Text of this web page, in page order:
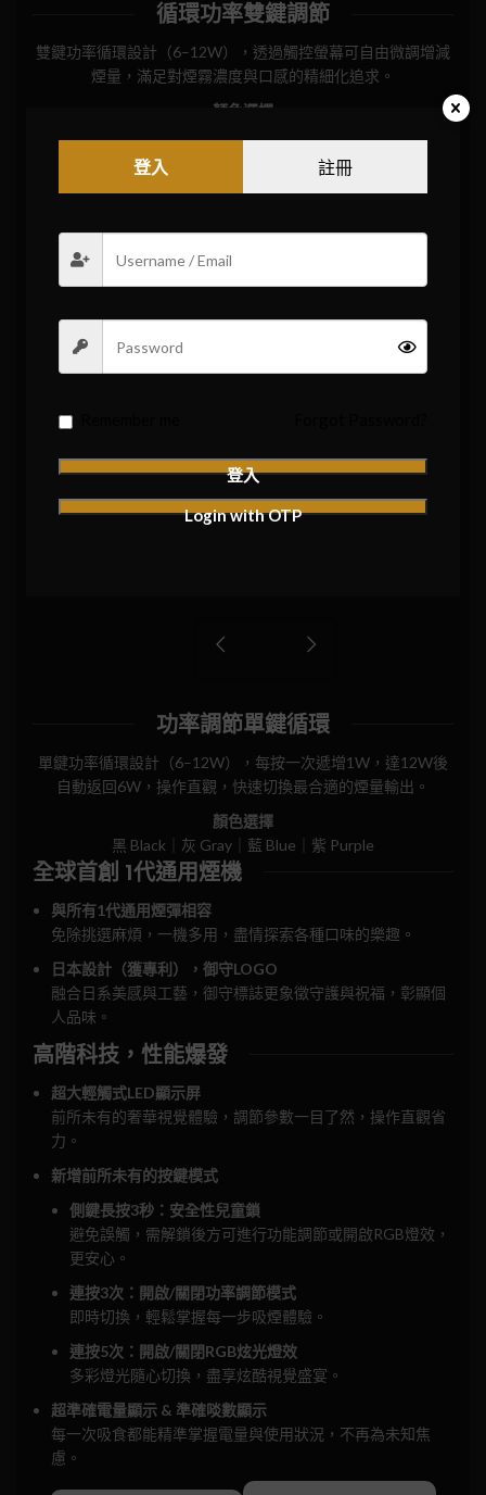
循環功率雙鍵調節
雙鍵功率循環設計（6–12W），透過觸控螢幕可自由微調增減
煙量，滿足對煙霧濃度與口感的精細化追求。
顏色選擇
功率調節單鍵循環
單鍵功率循環設計（6–12W），每按一次遞增1W，達12W後
自動返回6W，操作直觀，快速切換最合適的煙量輸出。
顏色選擇
黑 Black｜灰 Gray｜藍 Blue｜紫 Purple
全球首創 1代通用煙機
與所有1代通用煙彈相容
免除挑選麻煩，一機多用，盡情探索各種口味的樂趣。
日本設計（獲專利），御守LOGO
融合日系美感與工藝，御守標誌更象徵守護與祝福，彰顯個
人品味。
高階科技，性能爆發
超大輕觸式LED顯示屏
前所未有的奢華視覺體驗，調節參數一目了然，操作直觀省
力。
新增前所未有的按鍵模式
側鍵長按3秒：安全性兒童鎖
避免誤觸，需解鎖後方可進行功能調節或開啟RGB燈效，
更安心。
連按3次：開啟/關閉功率調節模式
即時切換，輕鬆掌握每一步吸煙體驗。
連按5次：開啟/關閉RGB炫光燈效
多彩燈光隨心切換，盡享炫酷視覺盛宴。
超準確電量顯示 & 準確啖數顯示
每一次吸食都能精準掌握電量與使用狀況，不再為未知焦
慮。
登入 註冊
登入
Login with OTP